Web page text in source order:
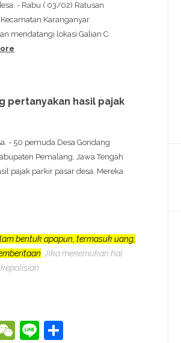
- Rabu ( 03/02) Ratusan
Karanganyar
mendatangi lokasi Galian C
pertanyakan hasil pajak
- 50 pemuda Desa Gondang
Pemalang, Jawa Tengah
pajak parkir pasar desa. Mereka
bentuk apapun, termasuk uang,
. Jika menemukan hal
WeChat
Line